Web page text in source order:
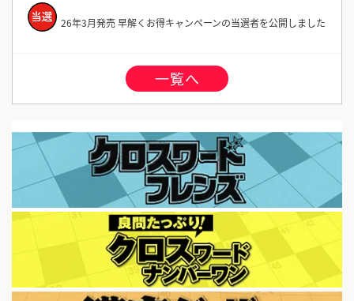
26年3月発売 早解くお得キャンペーンの当選者を公開しました
一覧へ